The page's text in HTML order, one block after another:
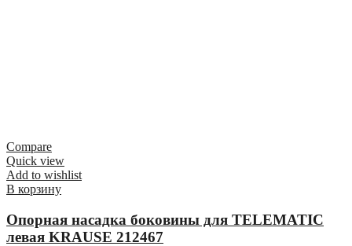
Compare
Quick view
Add to wishlist
В корзину
Опорная насадка боковины для TELEMATIC
левая KRAUSE 212467